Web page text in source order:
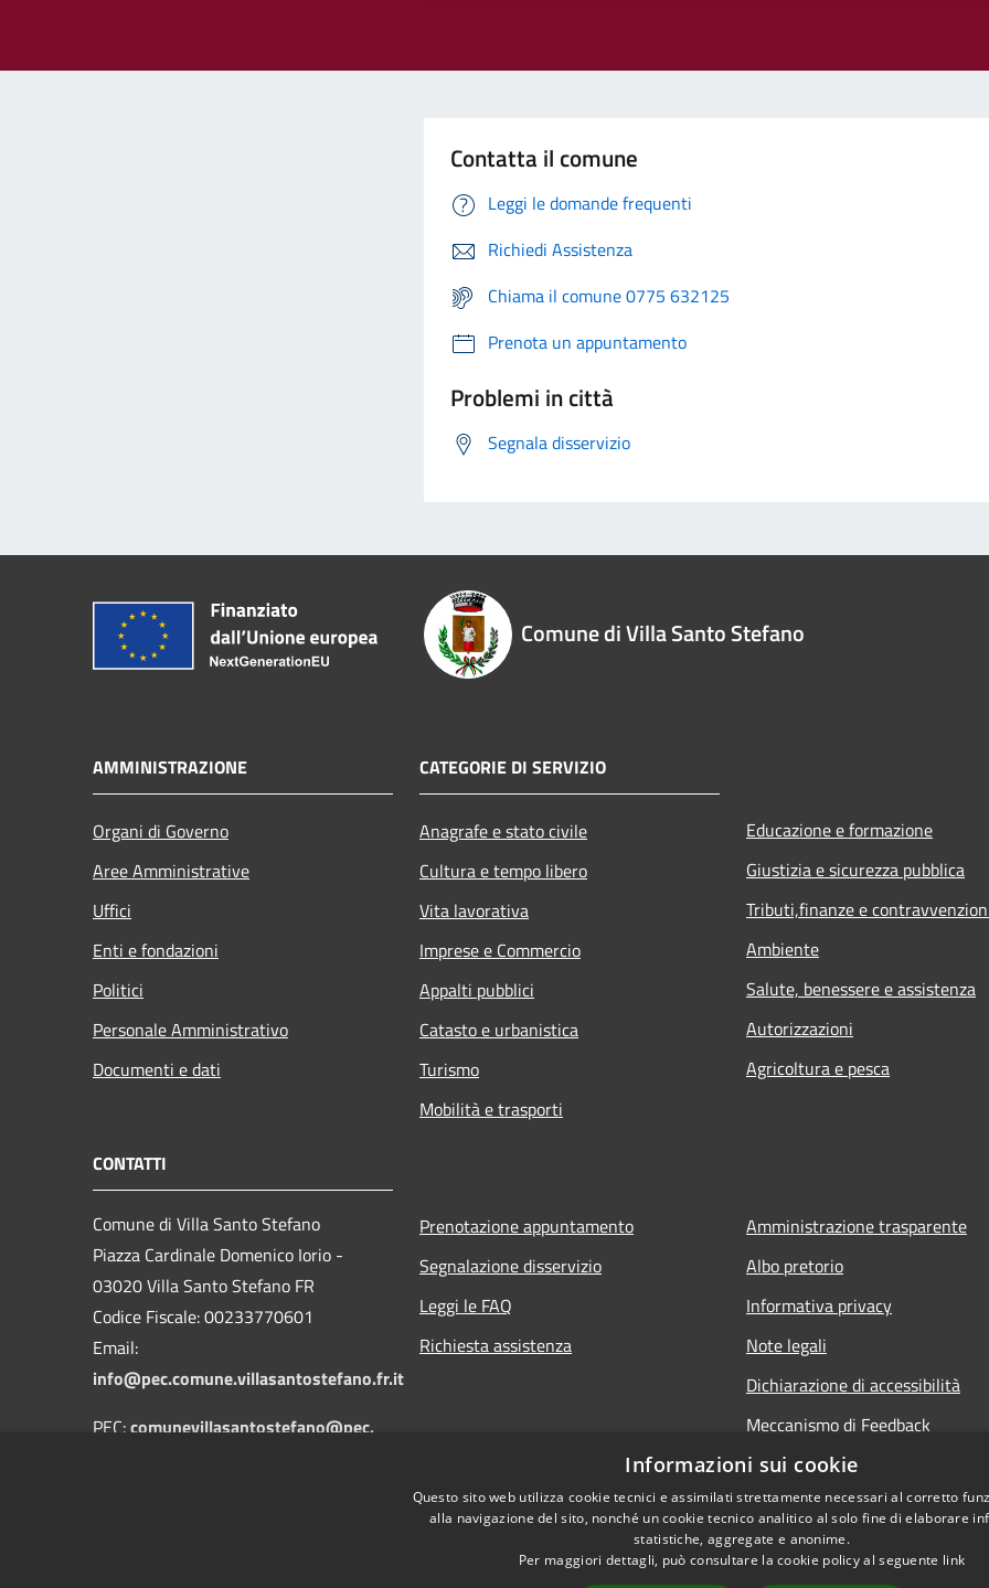
Contatta il comune
Leggi le domande frequenti
Richiedi Assistenza
Chiama il comune 0775 632125
Prenota un appuntamento
Problemi in città
Segnala disservizio
Comune di Villa Santo Stefano
AMMINISTRAZIONE
Organi di Governo
Aree Amministrative
Uffici
Enti e fondazioni
Politici
Personale Amministrativo
Documenti e dati
CATEGORIE DI SERVIZIO
Anagrafe e stato civile
Cultura e tempo libero
Vita lavorativa
Imprese e Commercio
Appalti pubblici
Catasto e urbanistica
Turismo
Mobilità e trasporti
Educazione e formazione
Giustizia e sicurezza pubblica
Tributi,finanze e
Ambiente
Salute, benessere e assistenza
Autorizzazioni
Agricoltura e pesca
CONTATTI
Comune di Villa Santo Stefano
Piazza Cardinale Domenico Iorio -
03020 Villa Santo Stefano FR
Codice Fiscale: 00233770601
Email:
info@pec.comune.villasantostefano.fr.it
PEC:comunevillasantostefano@pec.
Prenotazione appuntamento
Segnalazione disservizio
Leggi le FAQ
Richiesta assistenza
Amministrazione trasparente
Albo pretorio
Informativa privacy
Note legali
Dichiarazione di accessibilità
Meccanismo di Feedback
Informazioni sui cookie
Questo sito web utilizza cookie tecnici e assimilati strettamente necessari al corretto
alla navigazione del sito, nonché un cookie tecnico analitico al solo fine di elaborare
statistiche, aggregate e anonime.
Per maggiori dettagli, può consultare la cookie policy al seguente link